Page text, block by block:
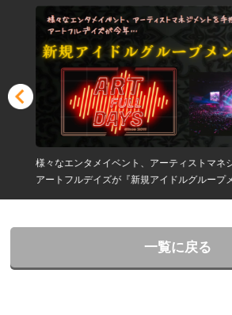
様々なエンタメイベント、アーティストマネ
アートフルデイズが『新規アイドルグループ
一覧に戻る